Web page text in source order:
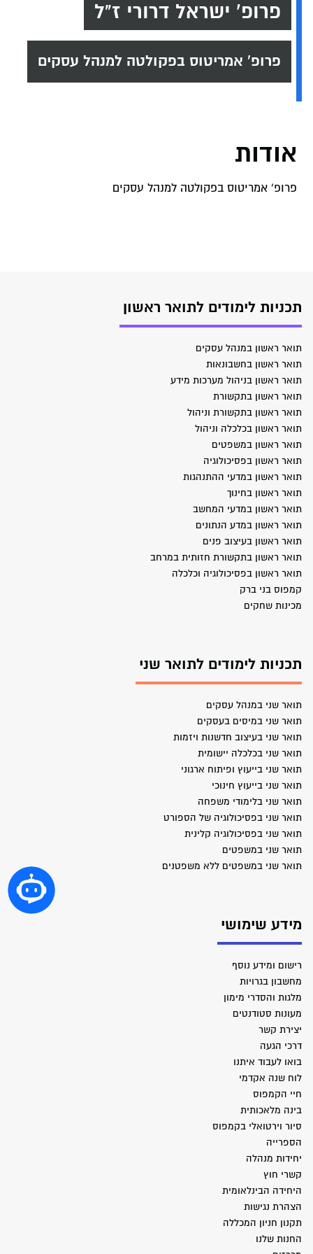
פרופ' ישראל דרורי ז"ל
פרופ' אמריטוס בפקולטה למנהל עסקים
אודות
פרופ' אמריטוס בפקולטה למנהל עסקים
תכניות לימודים לתואר ראשון
תואר ראשון במנהל עסקים
תואר ראשון בחשבונאות
תואר ראשון בניהול מערכות מידע
תואר ראשון בתקשורת
תואר ראשון בתקשורת וניהול
תואר ראשון בכלכלה וניהול
תואר ראשון במשפטים
תואר ראשון בפסיכולוגיה
תואר ראשון במדעי ההתנהגות
תואר ראשון בחינוך
תואר ראשון במדעי המחשב
תואר ראשון במדע הנתונים
תואר ראשון בעיצוב פנים
תואר ראשון בתקשורת חזותית במרחב
תואר ראשון בפסיכולוגיה וכלכלה
קמפוס בני ברק
מכינות שחקים
תכניות לימודים לתואר שני
תואר שני במנהל עסקים
תואר שני במיסים בעסקים
תואר שני בעיצוב חדשנות ויזמות
תואר שני בכלכלה יישומית
תואר שני בייעוץ ופיתוח ארגוני
תואר שני בייעוץ חינוכי
תואר שני בלימודי משפחה
תואר שני בפסיכולוגיה של הספורט
תואר שני בפסיכולוגיה קלינית
תואר שני במשפטים
תואר שני במשפטים ללא משפטנים
מידע שימושי
רישום ומידע נוסף
מחשבון בגרויות
מלגות והסדרי מימון
מעונות סטודנטים
יצירת קשר
דרכי הגעה
בואו לעבוד איתנו
לוח שנה אקדמי
חיי הקמפוס
בינה מלאכותית
סיור וירטואלי בקמפוס
הספרייה
יחידות מנהלה
קשרי חוץ
היחידה הבינלאומית
הצהרת נגישות
תקנון חניון המכללה
החנות שלנו